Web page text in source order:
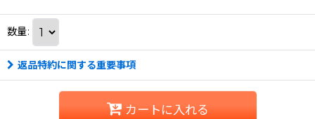
数量:
返品特約に関する重要事項
カートに入れる